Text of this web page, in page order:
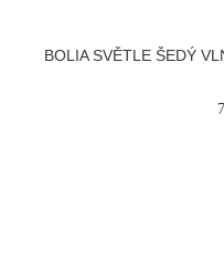
BOLIA SVĚTLE ŠEDÝ